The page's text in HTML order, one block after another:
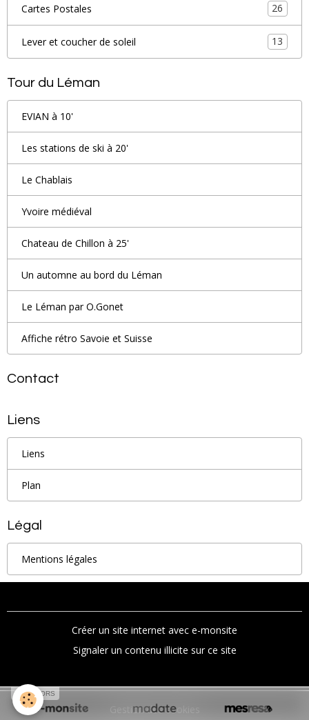
Cartes Postales 26
Lever et coucher de soleil 13
Tour du Léman
EVIAN à 10'
Les stations de ski à 20'
Le Chablais
Yvoire médiéval
Chateau de Chillon à 25'
Un automne au bord du Léman
Le Léman par O.Gonet
Affiche rétro Savoie et Suisse
Contact
Liens
Liens
Plan
Légal
Mentions légales
Créer un site internet avec e-monsite
Signaler un contenu illicite sur ce site
Gestion des cookies
SPONSORS